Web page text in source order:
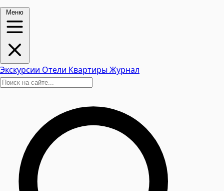
Меню
Экскурсии Отели КвартирыЖурнал